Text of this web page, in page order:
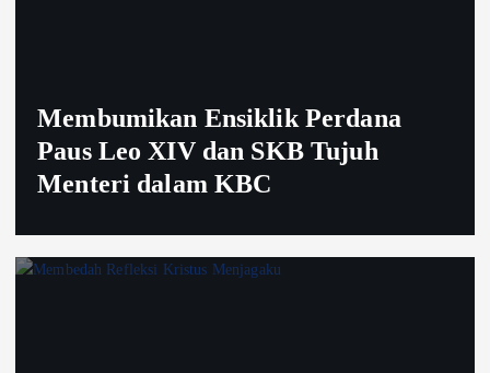
Membumikan Ensiklik Perdana
Paus Leo XIV dan SKB Tujuh
Menteri dalam KBC